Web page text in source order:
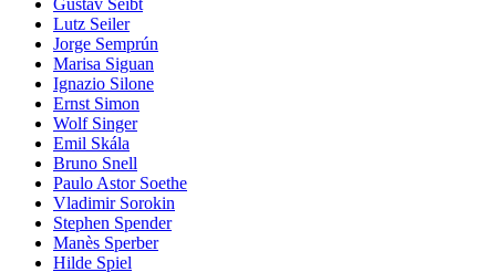
Lutz Seiler
Jorge Semprún
Marisa Siguan
Ignazio Silone
Ernst Simon
Wolf Singer
Emil Skála
Bruno Snell
Paulo Astor Soethe
Vladimir Sorokin
Stephen Spender
Manès Sperber
Hilde Spiel